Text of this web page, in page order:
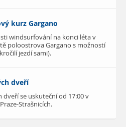
kurz Gargano
windsurfování na konci léta v
poloostrova Gargano s možností
jezdí sami).
dveří
dveří se uskuteční od 17:00 v
Strašnicích.